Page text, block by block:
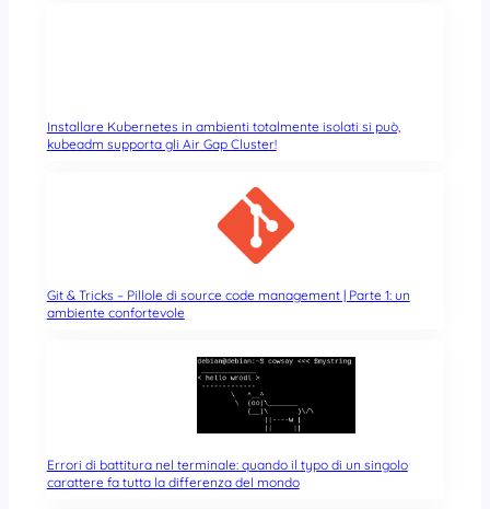
Installare Kubernetes in ambienti totalmente isolati si può,
kubeadm supporta gli Air Gap Cluster!
Git & Tricks – Pillole di source code management | Parte 1: un
ambiente confortevole
Errori di battitura nel terminale: quando il typo di un singolo
carattere fa tutta la differenza del mondo